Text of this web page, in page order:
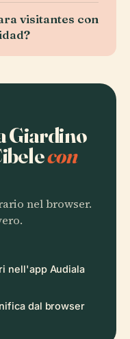
visitantes con
Giardino
con
nel browser.
nell'app Audiala
dal browser